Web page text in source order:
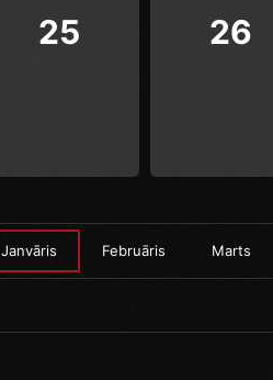
25 26
Janvāris Februāris Marts